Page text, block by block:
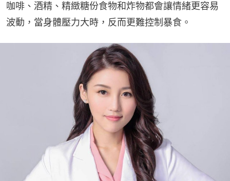
咖啡、酒精、精緻糖份食物和炸物都會讓情緒更容易
波動，當身體壓力大時，反而更難控制暴食。